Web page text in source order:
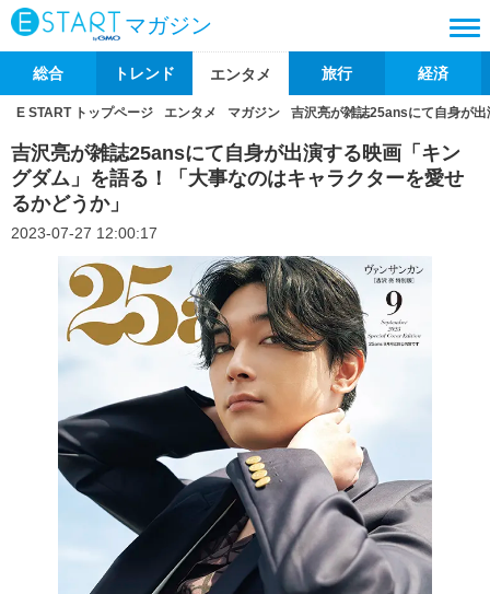
マガジン
総合 トレンド エンタメ 旅行 経済
E START トップページ エンタメ マガジン 吉沢亮が雑誌25ansにて自身が
吉沢亮が雑誌25ansにて自身が出演する映画「キン
グダム」を語る！「大事なのはキャラクターを愛せ
るかどうか」
2023-07-27 12:00:17